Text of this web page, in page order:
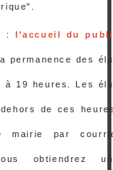
: l'accueil du
permanence des
à 19 heures. Les
de ces
mairie par
obtiendrez